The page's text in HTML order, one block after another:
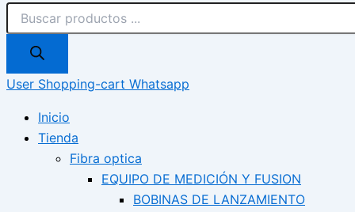
User Shopping-cart Whatsapp
Inicio
Tienda
Fibra optica
EQUIPO DE MEDICIÓN Y FUSION
BOBINAS DE LANZAMIENTO